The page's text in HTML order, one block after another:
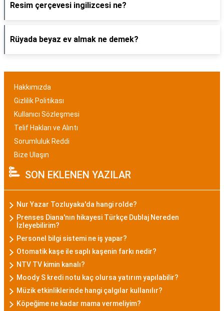
Resim çerçevesi ingilizcesi ne?
Rüyada beyaz ev almak ne demek?
Hakkımızda
Gizlilik Politikası
Kullanıcı Sözleşmesi
Telif Hakları ve Alıntı
Sorumluluk Reddi
Bize Ulaşın
SON EKLENEN YAZILAR
Nur Yazar Tozluyaka'da hangi rolde?
Prenses Diana'nın hikayesi Türkçe Dublaj Nereden
İzleyebilirim?
Personel bilgi sistemi ne iş yapar?
Otomatik kaşe ile saplı kaşenin farkı nedir?
NTV TV kimin kanalı?
Moody S kredi notu kaç olursa yatırım yapılabilir?
Müzik etkinliklerinde hangi çalgılar kullanılır?
Köpeğime ne kadar mama vermeliyim?